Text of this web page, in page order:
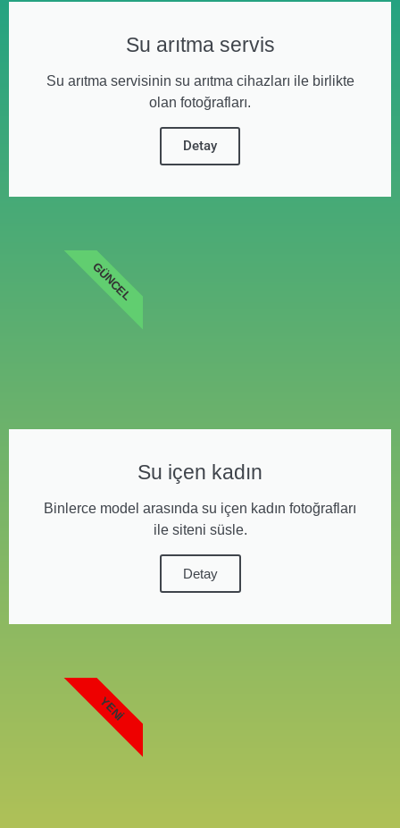
Su arıtma servis
Su arıtma servisinin su arıtma cihazları ile birlikte
olan fotoğrafları.
Detay
Su içen kadın
Binlerce model arasında su içen kadın fotoğrafları
ile siteni süsle.
Detay
GÜNCEL
YENI